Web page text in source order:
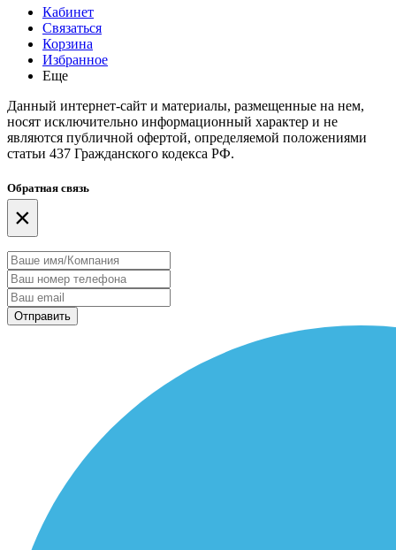
Кабинет
Связаться
Корзина
Избранное
Еще
Данный интернет-сайт и материалы, размещенные на нем,
носят исключительно информационный характер и не
являются публичной офертой, определяемой положениями
статьи 437 Гражданского кодекса РФ.
Обратная связь
×
Отправить